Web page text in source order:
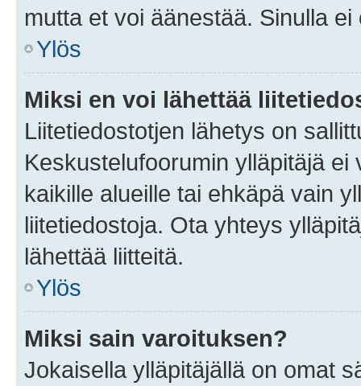
mutta et voi äänestää. Sinulla
Ylös
Miksi en voi lähettää
Liitetiedostotjen lähetys on
Keskustelufoorumin ylläpitäjä
kaikille alueille tai ehkäpä vain
liitetiedostoja. Ota yhteys
lähettää liitteitä.
Ylös
Miksi sain varoituksen?
Jokaisella ylläpitäjällä on omat